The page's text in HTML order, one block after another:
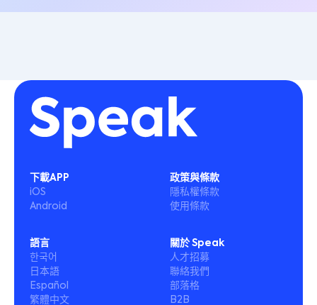
關於 Speak
人才招募
聯絡我們
部落格
B2B
政策與條款
隱私權條款
使用條款
語言
한국어
日本語
Español
繁體中文
下載APP
iOS
Android